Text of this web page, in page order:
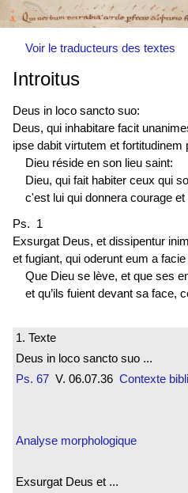
Voir le traducteurs des textes
Introitus
Deus in loco sancto suo:
Deus, qui inhabitare facit
ipse dabit virtutem et fortitudinem
Dieu réside en son lieu saint:
Dieu, qui fait habiter ceux qui
c'est lui qui donnera courage
Ps. 1
Exsurgat Deus, et dissipentur
et fugiant, qui oderunt eum a facie
Que Dieu se lève, et que ses
et qu’ils fuient devant sa face,
1. Texte
Deus in loco sancto suo ...
Ps. 67 V. 06.07.36 Contexte
Analyse morphologique
Exsurgat Deus et ...